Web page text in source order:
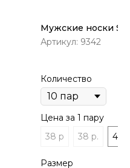
Мужские носки
Артикул: 9342
Количество
Цена за 1 пару
38 р
38 р. 40
Размер